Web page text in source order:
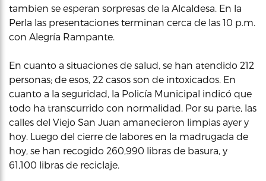
tambien se esperan sorpresas de la Alcaldesa. En la
Perla las presentaciones terminan cerca de las 10 p.m.
con Alegría Rampante.
En cuanto a situaciones de salud, se han atendido 212
personas; de esos, 22 casos son de intoxicados. En
cuanto a la seguridad, la Policía Municipal indicó que
todo ha transcurrido con normalidad. Por su parte, las
calles del Viejo San Juan amanecieron limpias ayer y
hoy. Luego del cierre de labores en la madrugada de
hoy, se han recogido 260,990 libras de basura, y
61,100 libras de reciclaje.